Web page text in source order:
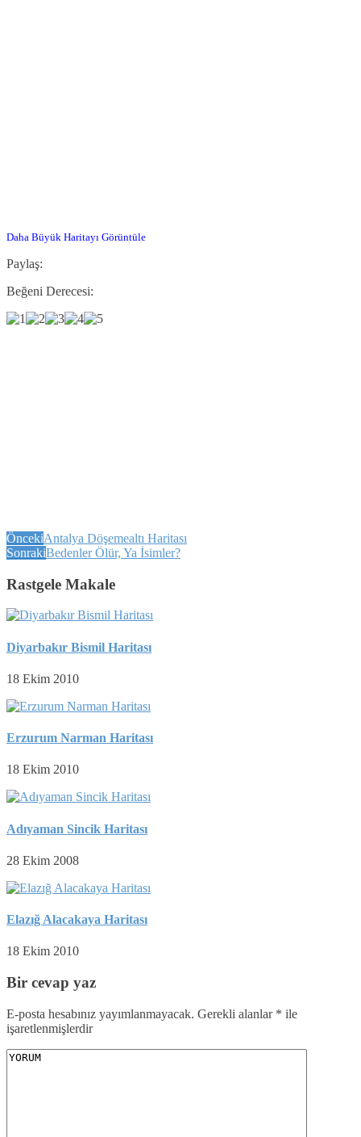
Daha Büyük Haritayı Görüntüle
Paylaş:
Beğeni Derecesi:
ÖncekiAntalya Döşemealtı Haritası
SonrakiBedenler Ölür, Ya İsimler?
Rastgele Makale
Diyarbakır Bismil Haritası
18 Ekim 2010
Erzurum Narman Haritası
18 Ekim 2010
Adıyaman Sincik Haritası
28 Ekim 2008
Elazığ Alacakaya Haritası
18 Ekim 2010
Bir cevap yaz
E-posta hesabınız yayımlanmayacak. Gerekli alanlar * ile
işaretlenmişlerdir